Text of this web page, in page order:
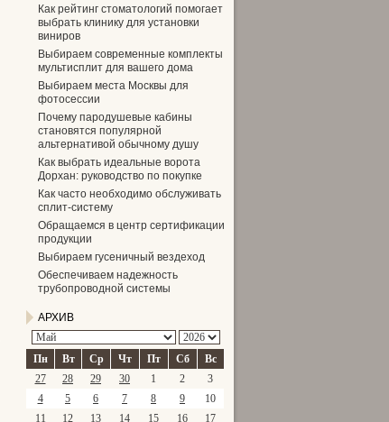
Как рейтинг стоматологий помогает
выбрать клинику для установки
виниров
Выбираем современные комплекты
мультисплит для вашего дома
Выбираем места Москвы для
фотосессии
Почему пародушевые кабины
становятся популярной
альтернативой обычному душу
Как выбрать идеальные ворота
Дорхан: руководство по покупке
Как часто необходимо обслуживать
сплит-систему
Обращаемся в центр сертификации
продукции
Выбираем гусеничный вездеход
Обеспечиваем надежность
трубопроводной системы
АРХИВ
Пн Вт Ср Чт Пт Сб
Вс
27
28 29 30 1 2
3
4
5 6 7 8 9
10
11
12 13 14 15 16 17